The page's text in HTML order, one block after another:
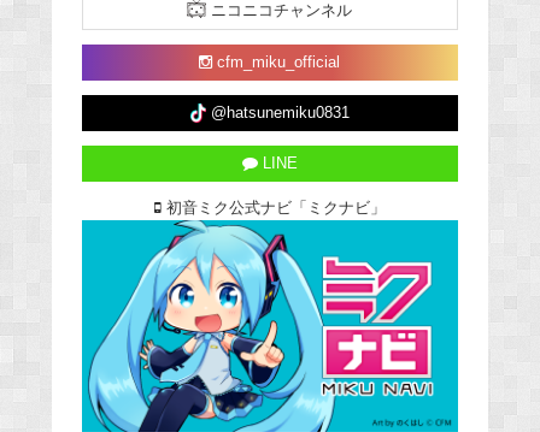
ニコニコチャンネル
cfm_miku_official
@hatsunemiku0831
LINE
初音ミク公式ナビ「ミクナビ」